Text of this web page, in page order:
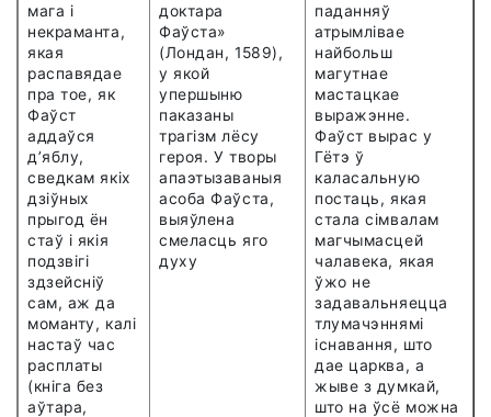
мага і
некраманта,
якая
распавядае
пра тое, як
Фаўст
аддаўся
д’яблу,
сведкам якіх
дзіўных
прыгод ён
стаў і якія
подзвігі
здзейсніў
сам, аж да
моманту, калі
настаў час
расплаты
(кніга без
аўтара,
доктара
Фаўста»
(Лондан, 1589),
у якой
упершыню
паказаны
трагізм лёсу
героя. У творы
апаэтызаваныя
асоба Фаўста,
выяўлена
смеласць яго
духу
паданняў
атрымлівае
найбольш
магутнае
мастацкае
выражэнне.
Фаўст вырас у
Гётэ ў
каласальную
постаць, якая
стала сімвалам
магчымасцей
чалавека, якая
ўжо не
задавальняецца
тлумачэннямі
існавання, што
дае царква, а
жыве з думкай,
што на ўсё можна